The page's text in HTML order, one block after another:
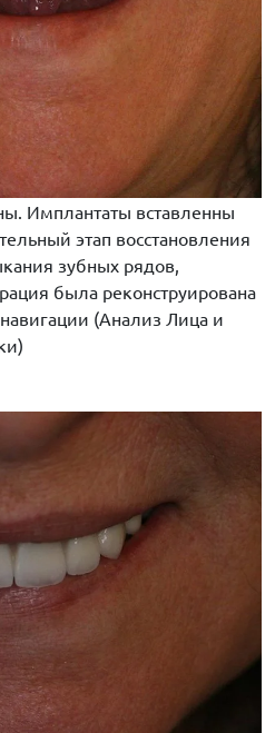
Имплантаты вставленны
этап восстановления
зубных рядов,
была реконструирована
(Анализ Лица и